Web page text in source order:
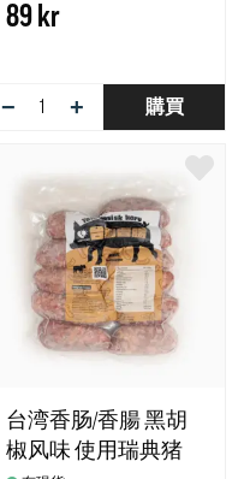
89 kr
− + 購買
台湾香肠/香腸 黑胡
椒风味 使用瑞典猪